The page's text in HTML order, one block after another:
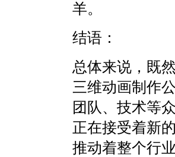
羊。
结语：
总体来说，既
三维动画制作
团队、技术等
正在接受着新
推动着整个行